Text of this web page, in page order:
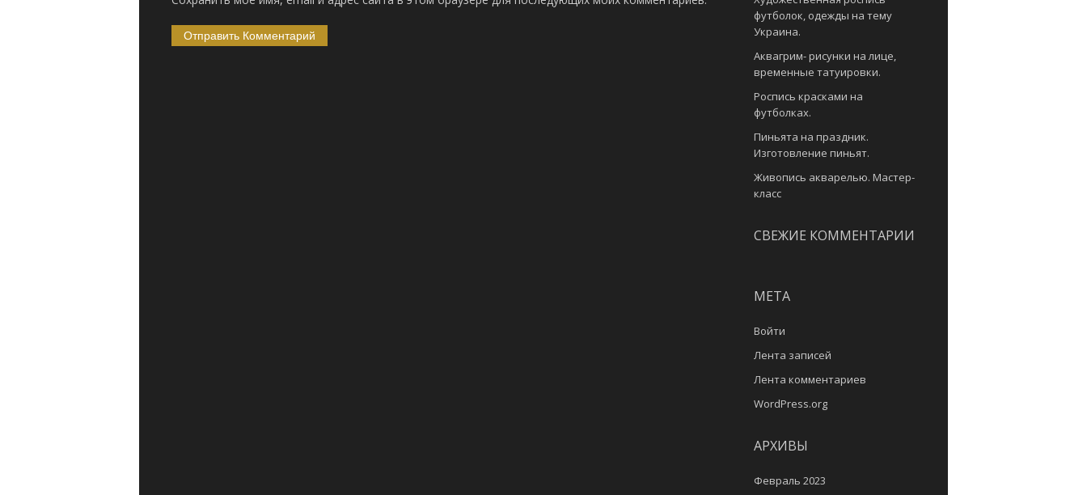
футболок, одежды на тему
Украина.
Аквагрим- рисунки на лице,
временные татуировки.
Роспись красками на
футболках.
Пиньята на праздник.
Изготовление пиньят.
Живопись акварелью. Мастер-
класс
СВЕЖИЕ КОММЕНТАРИИ
МЕТА
Войти
Лента записей
Лента комментариев
WordPress.org
АРХИВЫ
Февраль 2023